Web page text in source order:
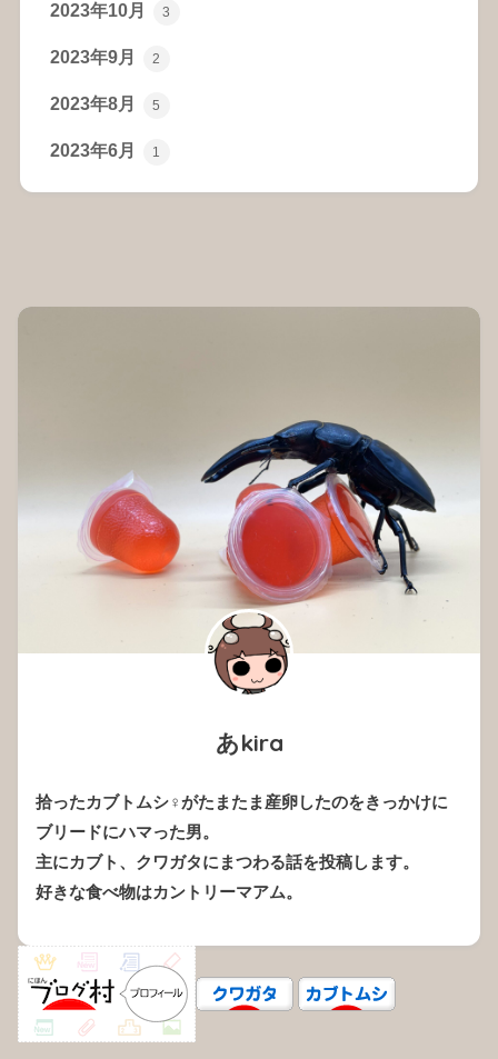
2023年10月 3
2023年9月 2
2023年8月 5
2023年6月 1
あkira
拾ったカブトムシ♀がたまたま産卵したのをきっかけに
ブリードにハマった男。
主にカブト、クワガタにまつわる話を投稿します。
好きな食べ物はカントリーマアム。